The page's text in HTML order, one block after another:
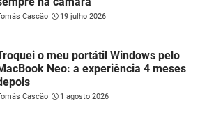
Cascão 19 julho 2026
o meu portátil Windows pelo
Neo: a experiência 4 meses
Cascão 1 agosto 2026